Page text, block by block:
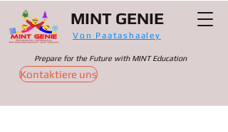
Kontaktiere uns
MINT GENIE
Von Paatashaaley
Prepare for the Future with MINT Education